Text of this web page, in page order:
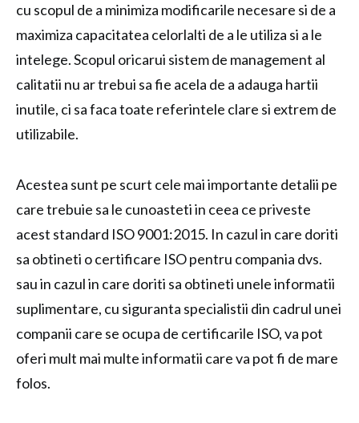
cu scopul de a minimiza modificarile necesare si de a
maximiza capacitatea celorlalti de a le utiliza si a le
intelege. Scopul oricarui sistem de management al
calitatii nu ar trebui sa fie acela de a adauga hartii
inutile, ci sa faca toate referintele clare si extrem de
utilizabile.
Acestea sunt pe scurt cele mai importante detalii pe
care trebuie sa le cunoasteti in ceea ce priveste
acest standard ISO 9001:2015. In cazul in care doriti
sa obtineti o certificare ISO pentru compania dvs.
sau in cazul in care doriti sa obtineti unele informatii
suplimentare, cu siguranta specialistii din cadrul unei
companii care se ocupa de certificarile ISO, va pot
oferi mult mai multe informatii care va pot fi de mare
folos.